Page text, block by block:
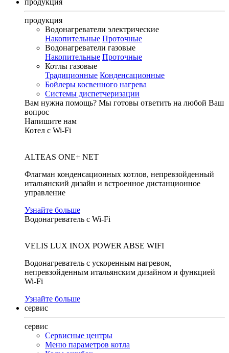
продукция
продукция
Водонагреватели электрические
Накопительные Проточные
Водонагреватели газовые
Накопительные Проточные
Котлы газовые
Традиционные Конденсационные
Бойлеры косвенного нагрева
Системы диспетчеризации
Вам нужна помощь? Мы готовы ответить на любой Ваш
вопрос
Напишите нам
Котел с Wi-Fi
ALTEAS ONE+ NET
Флагман конденсационных котлов, непревзойденный
итальянский дизайн и встроенное дистанционное
управление
Узнайте больше
Водонагреватель с Wi-Fi
VELIS LUX INOX POWER ABSE WIFI
Водонагреватель с ускоренным нагревом,
непревзойденным итальянским дизайном и функцией
Wi-Fi
Узнайте больше
сервис
сервис
Сервисные центры
Меню параметров котла